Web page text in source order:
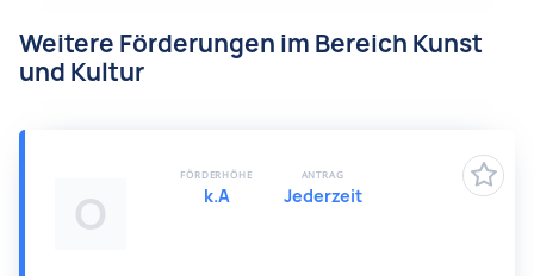
Weitere Förderungen im Bereich Kunst
und Kultur
O
FÖRDERHÖHE
k.A
ANTRAG
Jederzeit